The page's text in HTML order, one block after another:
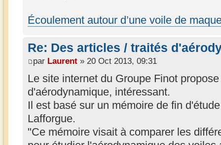
Écoulement autour d’une voile de
Re: Des articles / traités
par Laurent » 20 Oct 2013, 09:31
Le site internet du Groupe Finot
d'aérodynamique, intéressant.
Il est basé sur un mémoire de fin
Lafforgue.
"Ce mémoire visait à comparer les